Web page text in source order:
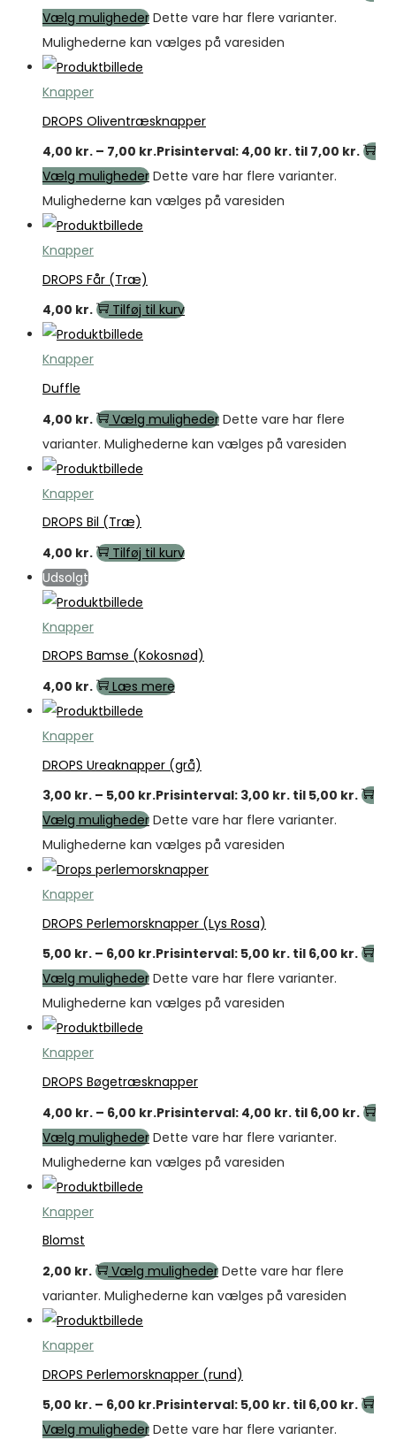
Vælg muligheder Dette vare har flere varianter.
Mulighederne kan vælges på varesiden
Knapper
DROPS Oliventræsknapper
4,00 kr. – 7,00 kr.Prisinterval: 4,00 kr. til 7,00 kr.
Vælg muligheder Dette vare har flere varianter.
Mulighederne kan vælges på varesiden
Knapper
DROPS Får (Træ)
4,00 kr. Tilføj til kurv
Knapper
Duffle
4,00 kr. Vælg muligheder Dette vare har flere
varianter. Mulighederne kan vælges på varesiden
Knapper
DROPS Bil (Træ)
4,00 kr.
Tilføj til kurv
Udsolgt
Knapper
DROPS Bamse (Kokosnød)
4,00 kr. Læs mere
Knapper
DROPS Ureaknapper (grå)
3,00 kr. – 5,00 kr.Prisinterval: 3,00 kr. til 5,00 kr.
Vælg muligheder Dette vare har flere varianter.
Mulighederne kan vælges på varesiden
Knapper
DROPS Perlemorsknapper (Lys Rosa)
5,00 kr. – 6,00 kr.Prisinterval: 5,00 kr. til 6,00 kr.
Vælg muligheder Dette vare har flere varianter.
Mulighederne kan vælges på varesiden
Knapper
DROPS Bøgetræsknapper
4,00 kr. – 6,00 kr.Prisinterval: 4,00 kr. til 6,00 kr.
Vælg muligheder Dette vare har flere varianter.
Mulighederne kan vælges på varesiden
Knapper
Blomst
2,00 kr. Vælg muligheder Dette vare har flere
varianter. Mulighederne kan vælges på varesiden
Knapper
DROPS Perlemorsknapper (rund)
5,00 kr. – 6,00 kr.Prisinterval: 5,00 kr. til 6,00 kr.
Vælg muligheder Dette vare har flere varianter.